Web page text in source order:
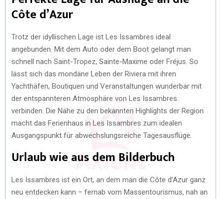
Côte d’Azur
Trotz der idyllischen Lage ist Les Issambres ideal
angebunden. Mit dem Auto oder dem Boot gelangt man
schnell nach Saint-Tropez, Sainte-Maxime oder Fréjus. So
lässt sich das mondäne Leben der Riviera mit ihren
Yachthäfen, Boutiquen und Veranstaltungen wunderbar mit
der entspannteren Atmosphäre von Les Issambres
verbinden. Die Nähe zu den bekannten Highlights der Region
macht das Ferienhaus in Les Issambres zum idealen
Ausgangspunkt für abwechslungsreiche Tagesausflüge.
Urlaub wie aus dem Bilderbuch
Les Issambres ist ein Ort, an dem man die Côte d’Azur ganz
neu entdecken kann – fernab vom Massentourismus, nah an